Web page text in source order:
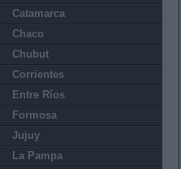
Catamarca
Chaco
Chubut
Corrientes
Entre Ríos
Formosa
Jujuy
La Pampa